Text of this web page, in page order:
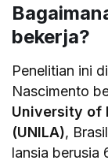
bekerja?
Penelitian ini
Nascimento
University of
(UNILA),
lansia berusia